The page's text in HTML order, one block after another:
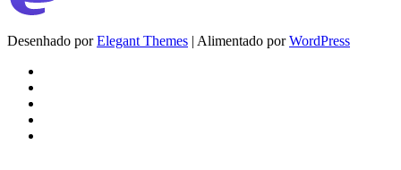
Desenhado porElegant Themes | Alimentado porWordPress